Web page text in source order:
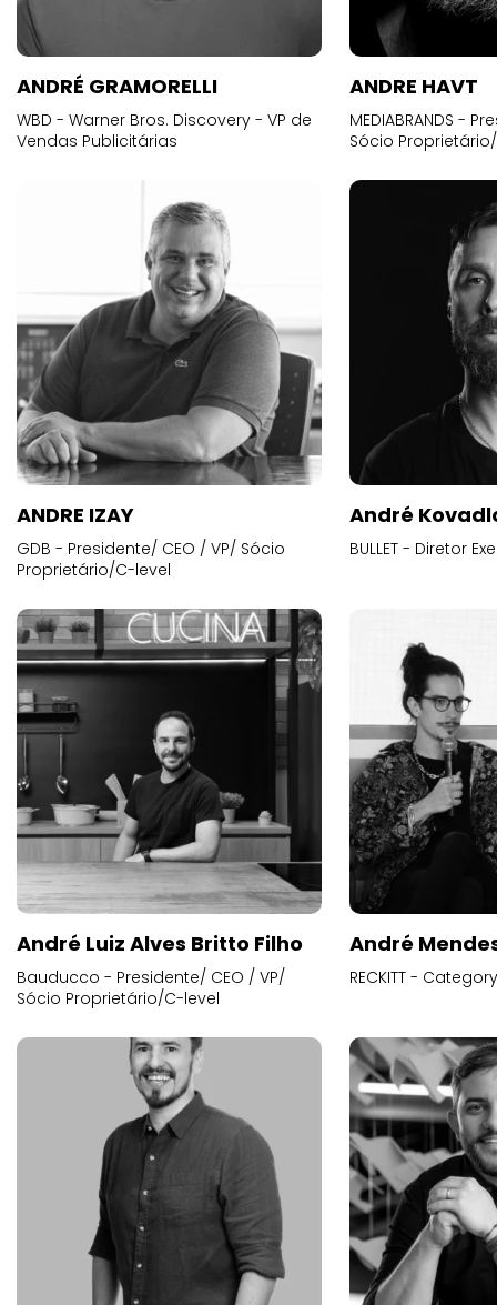
ANDRÉ GRAMORELLI
WBD - Warner Bros. Discovery - VP de
Vendas Publicitárias
ANDRE HAVT
MEDIABRANDS -
Sócio
ANDRE IZAY
GDB - Presidente/ CEO / VP/ Sócio
Proprietário/C-level
André
BULLET - Diretor
André Luiz Alves Britto Filho
Bauducco - Presidente/ CEO / VP/
Sócio Proprietário/C-level
André
RECKITT -